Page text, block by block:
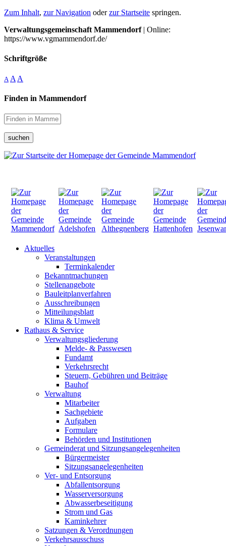
Zum Inhalt, zur Navigation oderzur Startseite springen.
Verwaltungsgemeinschaft Mammendorf| Online:
https://www.vgmammendorf.de/
Schriftgröße
A A A
Finden in Mammendorf
suchen
Aktuelles
Veranstaltungen
Terminkalender
Bekanntmachungen
Stellenangebote
Bauleitplanverfahren
Ausschreibungen
Mitteilungsblatt
Klima & Umwelt
Rathaus & Service
Verwaltungsgliederung
Melde- & Passwesen
Fundamt
Verkehrsrecht
Steuern, Gebühren und Beiträge
Bauhof
Verwaltung
Mitarbeiter
Sachgebiete
Aufgaben
Formulare
Behörden und Institutionen
Gemeinderat und Sitzungsangelegenheiten
Bürgermeister
Sitzungsangelegenheiten
Ver- und Entsorgung
Abfallentsorgung
Wasserversorgung
Abwasserbeseitigung
Strom und Gas
Kaminkehrer
Satzungen & Verordnungen
Verkehrsausschuss